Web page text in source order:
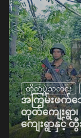
တိုက်ပွဲသတင်း
အကြမ်းဖက်သ
တုတ်ကျေးရွာ
ကျေးရွာနှင့်